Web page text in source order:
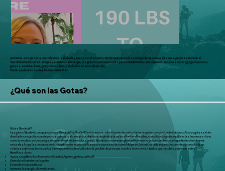
¿Qué son las Gotas?
Gotas Slenderiiz®
Las gotas Slenderiiz, compuestas por Slenderiix™ y Xceler8™, ofrecen una solución potente, natural y homeopática para el control del peso. Estas gotas están
diseñadas específicamente para ayudarte a alcanzar tus objetivos de pérdida de peso al frenar el hambre, controlar el apetito, equilibrar las hormonas clave
como la insulina y el cortisol y estimular el metabolismo. Las gotas Slenderiiz no contienen gluten ni hormonas y están hechas con ingredientes totalmente
naturales, lo que las convierte en un complemento seguro y eficaz para tu proceso de control del peso. Cuando se utilizan junto con una dieta controlada en
calorías y ejercicio, los usuarios han experimentado resultados de pérdida de peso que son dos veces más rápidos que con dieta y ejercicio solos.*
Beneficios clave:
Ayuda a equilibrar las hormonas (insulina, leptina, grelina, cortisol)
Controlar el hambre y el apetito
Estimula el metabolismo
Aumenta la energía y la motivación.
¡Comience su viaje hacia una vida más saludable y liviana con el sistema Slenderiiz! Elaboradas con ingredientes naturales que ayudan a estimular el
metabolismo, frenar los antojos y aumentar su energía, las gotas están diseñadas para complementar sus objetivos. Descubra cómo agregar nuestras
gotas a su rutina diaria, junto con cambios saludables en su estilo de vida,
Puede ayudarle en su viaje hacia el bienestar.